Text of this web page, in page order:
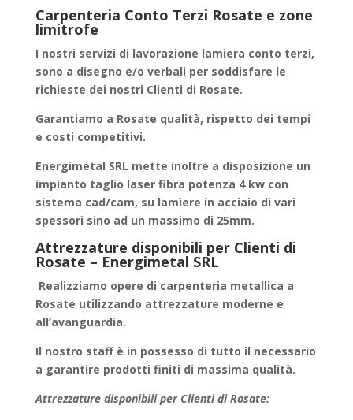
Carpenteria Conto Terzi Rosate e zone
limitrofe
I nostri servizi di lavorazione lamiera conto terzi,
sono a disegno e/o verbali per soddisfare le
richieste dei nostri Clienti di Rosate.
Garantiamo a Rosate qualità, rispetto dei tempi
e costi competitivi.
Energimetal SRL mette inoltre a disposizione un
impianto taglio laser fibra potenza 4 kw con
sistema cad/cam, su lamiere in acciaio di vari
spessori sino ad un massimo di 25mm.
Attrezzature disponibili per Clienti di
Rosate – Energimetal SRL
Realizziamo opere di carpenteria metallica a
Rosate utilizzando attrezzature moderne e
all’avanguardia.
Il nostro staff è in possesso di tutto il necessario
a garantire prodotti finiti di massima qualità.
Attrezzature disponibili per Clienti di Rosate: